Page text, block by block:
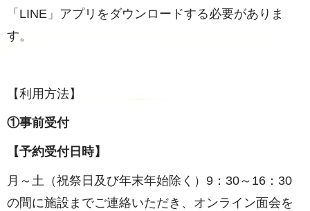
「LINE」アプリをダウンロードする必要がありま
す。
【利用方法】
①事前受付
【予約受付日時】
月～土（祝祭日及び年末年始除く）9：30～16：30
の間に施設までご連絡いただき、オンライン面会を